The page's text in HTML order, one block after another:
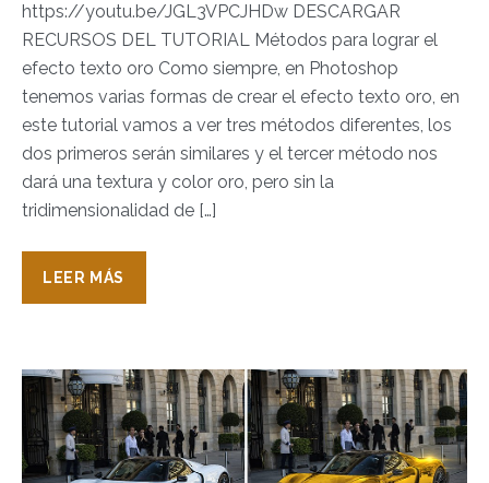
https://youtu.be/JGL3VPCJHDw DESCARGAR
RECURSOS DEL TUTORIAL Métodos para lograr el
efecto texto oro Como siempre, en Photoshop
tenemos varias formas de crear el efecto texto oro, en
este tutorial vamos a ver tres métodos diferentes, los
dos primeros serán similares y el tercer método nos
dará una textura y color oro, pero sin la
tridimensionalidad de […]
LEER MÁS